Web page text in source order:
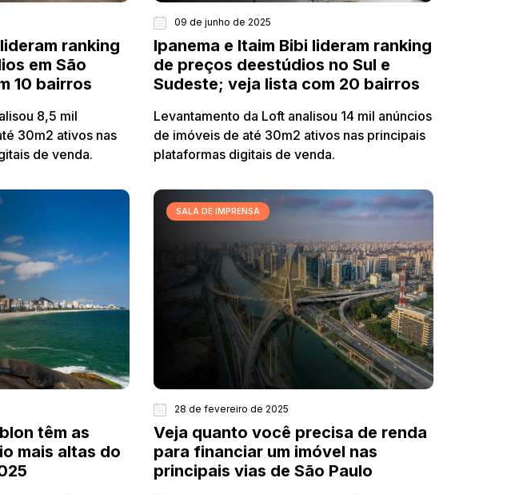
ranking
em São
10 bairros
8,5 mil
30m2 ativos nas
de venda.
09 de junho de 2025
Ipanema e Itaim Bibi lideram ranking
de preços deestúdios no Sul e
Sudeste; veja lista com 20 bairros
Levantamento da Loft analisou 14 mil anúncios
de imóveis de até 30m2 ativos nas principais
plataformas digitais de venda.
têm as
mais altas do
SALA DE IMPRENSA
28 de fevereiro de 2025
Veja quanto você precisa de renda
para financiar um imóvel nas
principais vias de São Paulo